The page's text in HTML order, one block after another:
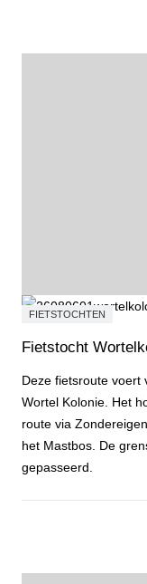
FIETSTOCHTEN
Fietstocht
Deze fietsroute voert
Wortel Kolonie. Het
route via
het Mastbos. De
gepasseerd.